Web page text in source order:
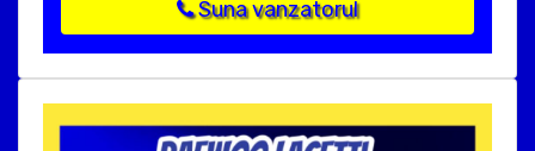
Suna vanzatorul